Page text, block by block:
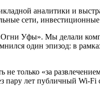
аналитики и
сети,
Уфы». Мы делали
один эпизод: в
не только «за
лет публичный